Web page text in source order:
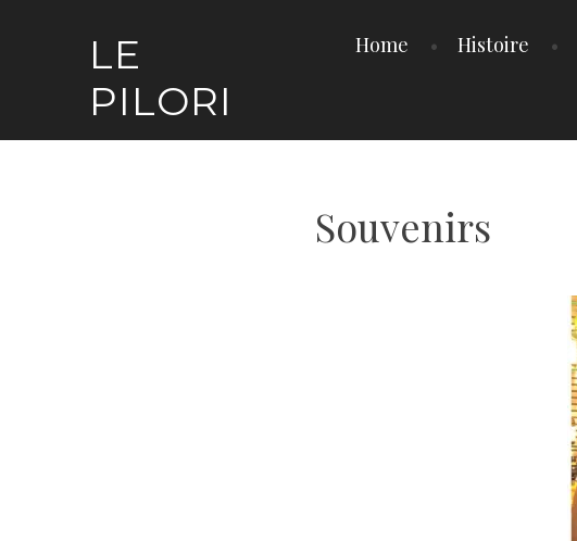
LE
PILORI
Home Histoire
Souvenirs